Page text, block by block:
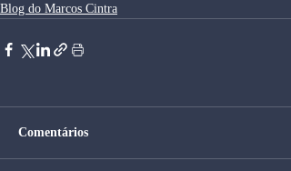
Blog do Marcos Cintra
Comentários